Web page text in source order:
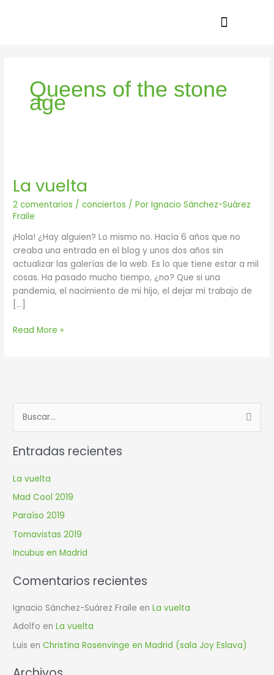
Queens of the stone
age
La vuelta
2 comentarios /conciertos / PorIgnacio Sánchez-Suárez
Fraile
¡Hola! ¿Hay alguien? Lo mismo no. Hacía 6 años que no
creaba una entrada en el blog y unos dos años sin
actualizar las galerías de la web. Es lo que tiene estar a mil
cosas. Ha pasado mucho tiempo, ¿no? Que si una
pandemia, el nacimiento de mi hijo, el dejar mi trabajo de
[…]
Read More »
u
s
a
r
p
o
r
Entradas recientes
La vuelta
Mad Cool 2019
Paraíso 2019
Tomavistas 2019
Incubus en Madrid
Comentarios recientes
Ignacio Sánchez-Suárez Fraile enLa vuelta
Adolfo enLa vuelta
Luis enChristina Rosenvinge en Madrid (sala Joy Eslava)